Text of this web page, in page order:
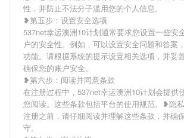
性，并防止不法分子滥用您的个人信息。
❥第五步：设置安全选项
537net幸运澳洲10计划通常要求您设置一些安
户的安全性。例如，可以设置安全问题和答案
功能。请根据系统的提示设置相关选项，并妥
确保您的账户安全。
❥第六步：阅读并同意条款
在注册过程中，537net幸运澳洲10计划会提供
您阅读。这些条款包括平台的使用规范、❥隐
注册之前，请仔细阅读并理解这些条款，并确
守。